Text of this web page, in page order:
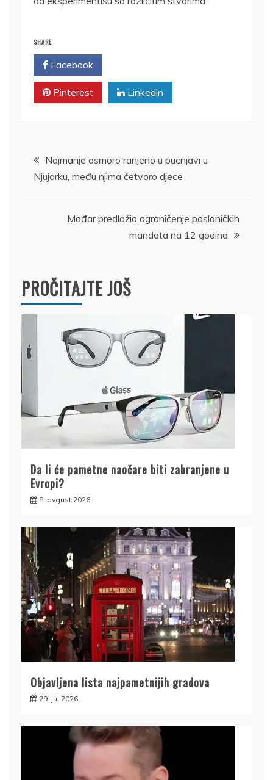
SHARE
Facebook
Pinterest Linkedin
Kretanje
članka
Najmanje osmoro ranjeno u pucnjavi u
Njujorku, među njima četvoro djece
Mađar predložio ograničenje poslaničkih
mandata na 12 godina
PROČITAJTE JOŠ
Da li će pametne naočare biti zabranjene u
Evropi?
8. avgust 2026.
Objavljena lista najpametnijih gradova
29. jul 2026.